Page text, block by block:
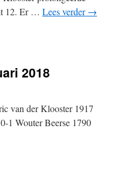
12. Er … Lees verder→
2018
van der Klooster 1917
1 Wouter Beerse 1790